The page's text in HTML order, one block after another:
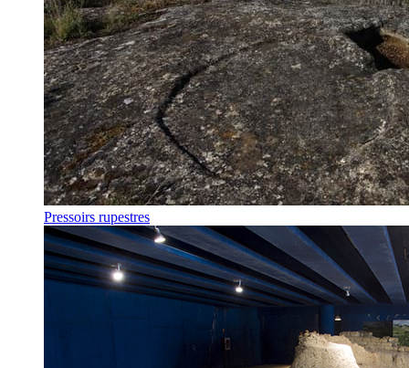
Pressoirs rupestres